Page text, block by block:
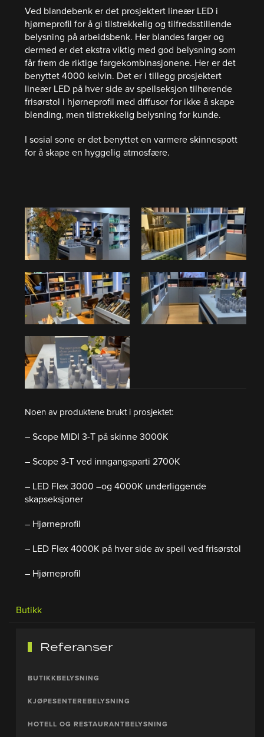
Ved blandebenk er det prosjektert lineær LED i
hjørneprofil for å gi tilstrekkelig og tilfredsstillende
belysning på arbeidsbenk. Her blandes farger og
dermed er det ekstra viktig med god belysning som
får frem de riktige fargekombinasjonene. Her er det
benyttet 4000 kelvin. Det er i tillegg prosjektert
lineær LED på hver side av speilseksjon tilhørende
frisørstol i hjørneprofil med diffusor for ikke å skape
blending, men tilstrekkelig belysning for kunde.
I sosial sone er det benyttet en varmere skinnespott
for å skape en hyggelig atmosfære.
Noen av produktene brukt i prosjektet:
– Scope MIDI 3-T på skinne 3000K
– Scope 3-T ved inngangsparti 2700K
– LED Flex 3000 –og 4000K underliggende
skapseksjoner
– Hjørneprofil
– LED Flex 4000K på hver side av speil ved frisørstol
– Hjørneprofil
Butikk
Referanser
BUTIKKBELYSNING
KJØPESENTEREBELYSNING
HOTELL OG RESTAURANTBELYSNING